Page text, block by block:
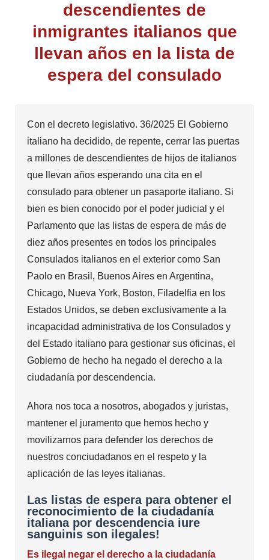
descendientes de
inmigrantes italianos que
llevan años en la lista de
espera del consulado
Con el decreto legislativo. 36/2025 El Gobierno
italiano ha decidido, de repente, cerrar las puertas
a millones de descendientes de hijos de italianos
que llevan años esperando una cita en el
consulado para obtener un pasaporte italiano. Si
bien es bien conocido por el poder judicial y el
Parlamento que las listas de espera de más de
diez años presentes en todos los principales
Consulados italianos en el exterior como San
Paolo en Brasil, Buenos Aires en Argentina,
Chicago, Nueva York, Boston, Filadelfia en los
Estados Unidos, se deben exclusivamente a la
incapacidad administrativa de los Consulados y
del Estado italiano para gestionar sus oficinas, el
Gobierno de hecho ha negado el derecho a la
ciudadanía por descendencia.
Ahora nos toca a nosotros, abogados y juristas,
mantener el juramento que hemos hecho y
movilizarnos para defender los derechos de
nuestros conciudadanos en el respeto y la
aplicación de las leyes italianas.
Las listas de espera para obtener el
reconocimiento de la ciudadanía
italiana por descendencia iure
sanguinis son ilegales!
Es ilegal negar el derecho a la ciudadanía